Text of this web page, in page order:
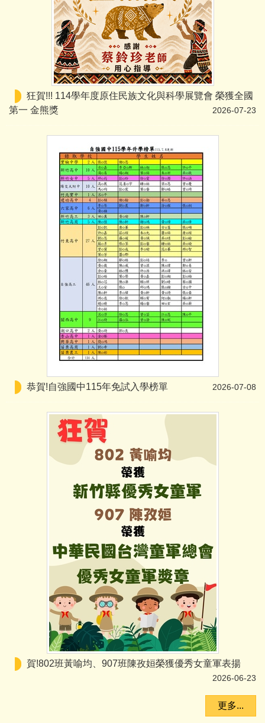
狂賀!!! 114學年度原住民族文化與科學展覽會 榮獲全國
第一 金熊獎
2026-07-23
恭賀!自強國中115年免試入學榜單 2026-07-08
賀!802班黃喻均、907班陳孜姮榮獲優秀女童軍表揚
2026-06-23
更多...